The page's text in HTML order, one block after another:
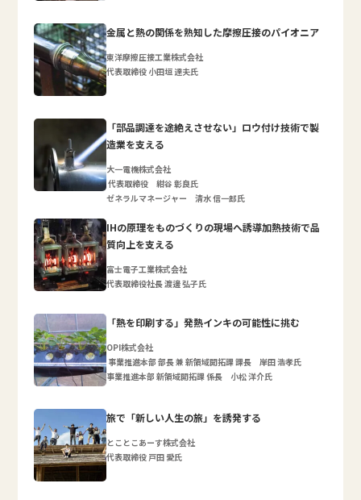
金属と熱の関係を熟知した摩擦圧接のパイオニア
東洋摩擦圧接工業株式会社
代表取締役 小田垣 達夫氏
「部品調達を途絶えさせない」ロウ付け技術で製
造業を支える
大一電機株式会社
代表取締役 紺谷 彰良氏
ゼネラルマネージャー 清水 信一郎氏
IHの原理をものづくりの現場へ誘導加熱技術で品
質向上を支える
富士電子工業株式会社
代表取締役社長 渡邊 弘子氏
「熱を印刷する」発熱インキの可能性に挑む
OPI株式会社
事業推進本部 部長 兼 新領域開拓課 課長 岸田 浩孝氏
事業推進本部 新領域開拓課 係長 小松 洋介氏
旅で「新しい人生の旅」を誘発する
とことこあーす株式会社
代表取締役 戸田 愛氏